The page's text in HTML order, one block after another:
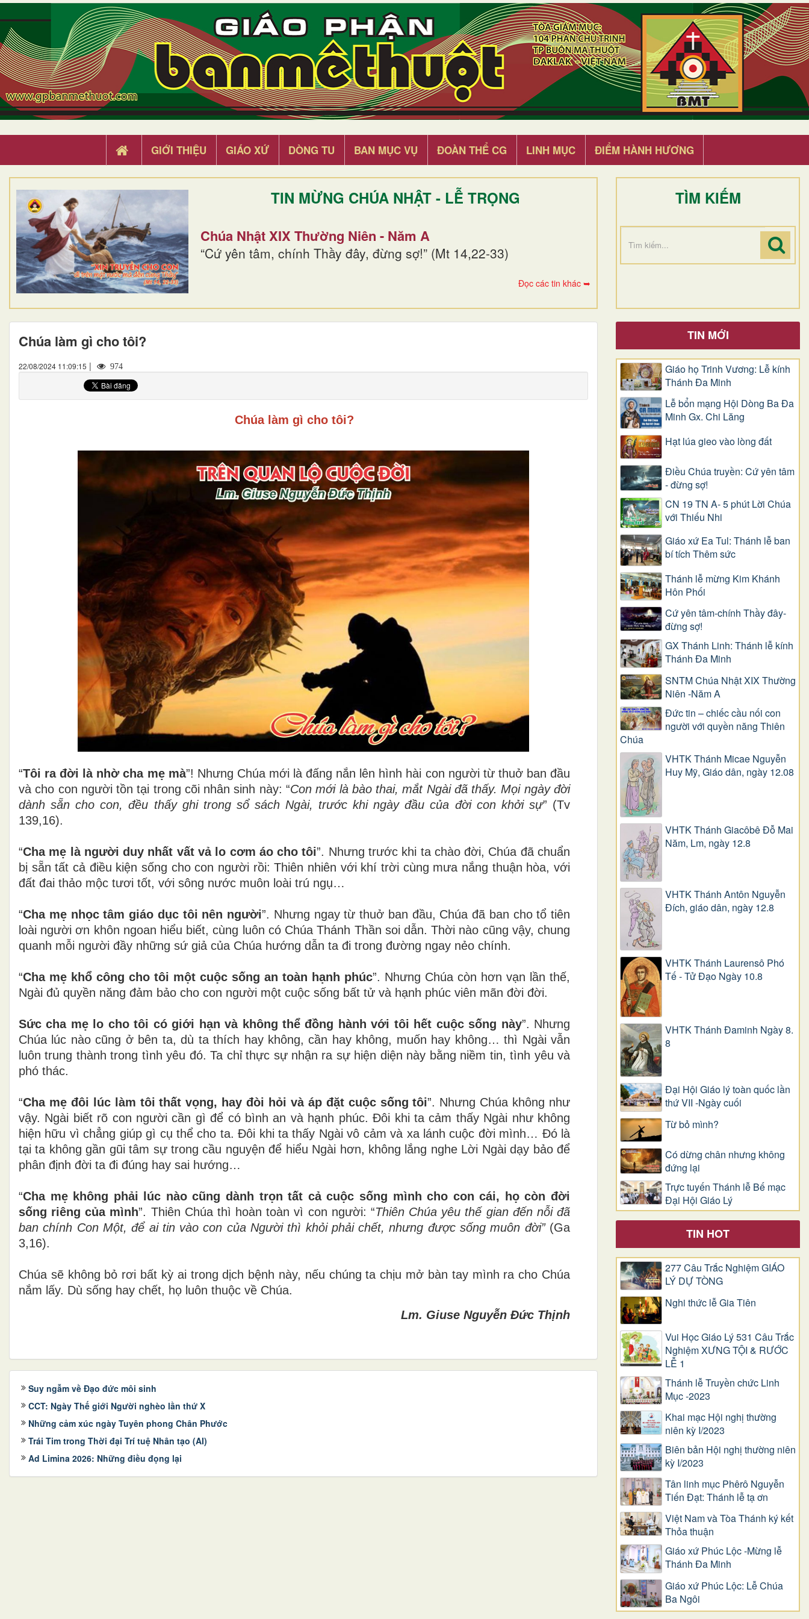
GIỚI THIỆU GIÁO XỨ DÒNG TU BAN MỤC VỤ ĐOÀN THỂ CG LINH MỤC ĐIỂM HÀNH HƯƠNG
TIN MỪNG CHÚA NHẬT - LỄ TRỌNG
Chúa Nhật XIX Thường Niên - Năm A
“Cứ yên tâm, chính Thầy đây, đừng sợ!” (Mt 14,22-33)
Đọc các tin khác ➥
TÌM KIẾM
Chúa làm gì cho tôi?
22/08/2024 11:09:15 | 974
Chúa làm gì cho tôi?
“Tôi ra đời là nhờ cha mẹ mà”! Nhưng Chúa mới là đấng nắn lên hình hài con người từ thuở ban đầu
và cho con người tồn tại trong cõi nhân sinh này: “Con mới là bào thai, mắt Ngài đã thấy. Mọi ngày đời
dành sẵn cho con, đều thấy ghi trong sổ sách Ngài, trước khi ngày đầu của đời con khởi sự” (Tv
139,16).
“Cha mẹ là người duy nhất vất vả lo cơm áo cho tôi”. Nhưng trước khi ta chào đời, Chúa đã chuẩn
bị sẵn tất cả điều kiện sống cho con người rồi: Thiên nhiên với khí trời cùng mưa nắng thuận hòa, với
đất đai thảo mộc tươi tốt, với sông nước muôn loài trú ngụ…
“Cha mẹ nhọc tâm giáo dục tôi nên người”. Nhưng ngay từ thuở ban đầu, Chúa đã ban cho tổ tiên
loài người ơn khôn ngoan hiểu biết, cùng luôn có Chúa Thánh Thần soi dẫn. Thời nào cũng vậy, chung
quanh mỗi người đầy những sứ giả của Chúa hướng dẫn ta đi trong đường ngay nẻo chính.
“Cha mẹ khổ công cho tôi một cuộc sống an toàn hạnh phúc”. Nhưng Chúa còn hơn vạn lần thế,
Ngài đủ quyền năng đảm bảo cho con người một cuộc sống bất tử và hạnh phúc viên mãn đời đời.
Sức cha mẹ lo cho tôi có giới hạn và không thể đồng hành với tôi hết cuộc sống này”. Nhưng
Chúa lúc nào cũng ở bên ta, dù ta thích hay không, cần hay không, muốn hay không… thì Ngài vẫn
luôn trung thành trong tình yêu đó. Ta chỉ thực sự nhận ra sự hiện diện này bằng niềm tin, tình yêu và
phó thác.
“Cha mẹ đôi lúc làm tôi thất vọng, hay đòi hỏi và áp đặt cuộc sống tôi”. Nhưng Chúa không như
vậy. Ngài biết rõ con người cần gì để có bình an và hạnh phúc. Đôi khi ta cảm thấy Ngài như không
hiện hữu vì chẳng giúp gì cụ thể cho ta. Đôi khi ta thấy Ngài vô cảm và xa lánh cuộc đời mình… Đó là
tại ta không gần gũi tâm sự trong cầu nguyện để hiểu Ngài hơn, không lắng nghe Lời Ngài dạy bảo để
phân định đời ta đi đúng hay sai hướng…
“Cha mẹ không phải lúc nào cũng dành trọn tất cả cuộc sống mình cho con cái, họ còn đời
sống riêng của mình”. Thiên Chúa thì hoàn toàn vì con người: “Thiên Chúa yêu thế gian đến nỗi đã
ban chính Con Một, để ai tin vào con của Người thì khỏi phải chết, nhưng được sống muôn đời” (Ga
3,16).
Chúa sẽ không bỏ rơi bất kỳ ai trong dịch bệnh này, nếu chúng ta chịu mở bàn tay mình ra cho Chúa
nắm lấy. Dù sống hay chết, họ luôn thuộc về Chúa.
Lm. Giuse Nguyễn Đức Thịnh
Suy ngẫm về Đạo đức môi sinh
CCT: Ngày Thế giới Người nghèo lần thứ X
Những cảm xúc ngày Tuyên phong Chân Phước
Trái Tim trong Thời đại Trí tuệ Nhân tạo (AI)
Ad Limina 2026: Những điều đọng lại
TIN MỚI
Giáo họ Trinh Vương: Lễ kính
Thánh Đa Minh
Lễ bổn mạng Hội Dòng Ba Đa
Minh Gx. Chi Lăng
Hạt lúa gieo vào lòng đất
Điều Chúa truyền: Cứ yên tâm
- đừng sợ!
CN 19 TN A- 5 phút Lời Chúa
với Thiếu Nhi
Giáo xứ Ea Tul: Thánh lễ ban
bí tích Thêm sức
Thánh lễ mừng Kim Khánh
Hôn Phối
Cứ yên tâm-chính Thầy đây-
đừng sợ!
GX Thánh Linh: Thánh lễ kính
Thánh Đa Minh
SNTM Chúa Nhật XIX Thường
Niên -Năm A
Đức tin – chiếc cầu nối con
người với quyền năng Thiên
Chúa
VHTK Thánh Micae Nguyễn
Huy Mỹ, Giáo dân, ngày 12.08
VHTK Thánh Giacôbê Ðỗ Mai
Năm, Lm, ngày 12.8
VHTK Thánh Antôn Nguyễn
Ðích, giáo dân, ngày 12.8
VHTK Thánh Laurensô Phó
Tế - Tử Đạo Ngày 10.8
VHTK Thánh Đaminh Ngày 8.
8
Đại Hội Giáo lý toàn quốc lần
thứ VII -Ngày cuối
Từ bỏ mình?
Có dừng chân nhưng không
đứng lại
Trực tuyến Thánh lễ Bế mạc
Đại Hội Giáo Lý
TIN HOT
277 Câu Trắc Nghiệm GIÁO
LÝ DỰ TÒNG
Nghi thức lễ Gia Tiên
Vui Học Giáo Lý 531 Câu Trắc
Nghiệm XƯNG TỘI & RƯỚC
LỄ 1
Thánh lễ Truyền chức Linh
Mục -2023
Khai mạc Hội nghị thường
niên kỳ I/2023
Biên bản Hội nghị thường niên
kỳ I/2023
Tân linh mục Phêrô Nguyễn
Tiến Đạt: Thánh lễ tạ ơn
Việt Nam và Tòa Thánh ký kết
Thỏa thuận
Giáo xứ Phúc Lộc -Mừng lễ
Thánh Đa Minh
Giáo xứ Phúc Lộc: Lễ Chúa
Ba Ngôi